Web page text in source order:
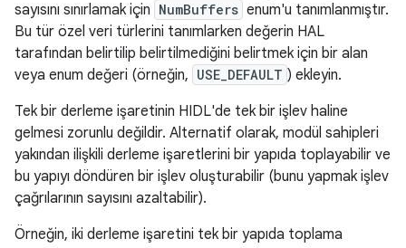
sayısını sınırlamak için NumBuffers enum'u tanımlanmıştır.
Bu tür özel veri türlerini tanımlarken değerin HAL
tarafından belirtilip belirtilmediğini belirtmek için bir alan
veya enum değeri (örneğin, USE_DEFAULT ) ekleyin.
Tek bir derleme işaretinin HIDL'de tek bir işlev haline
gelmesi zorunlu değildir. Alternatif olarak, modül sahipleri
yakından ilişkili derleme işaretlerini bir yapıda toplayabilir ve
bu yapıyı döndüren bir işlev oluşturabilir (bunu yapmak işlev
çağrılarının sayısını azaltabilir).
Örneğin, iki derleme işaretini tek bir yapıda toplama